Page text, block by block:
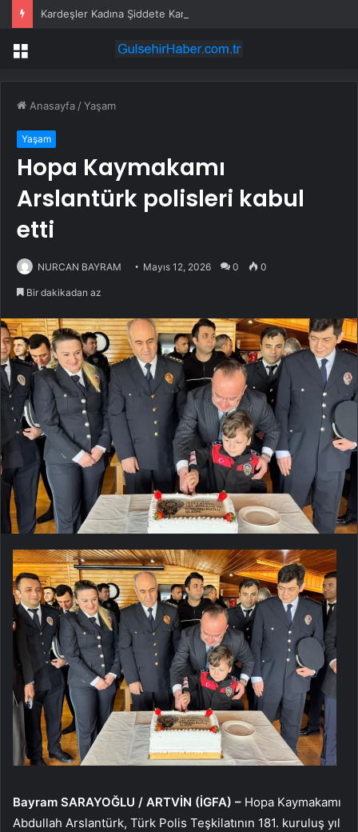
Kardeşler Kadına Şiddete Karşı Çıktı, Bıçaklandı
Menü
Anasayfa /Yaşam
Yaşam
Hopa Kaymakamı
Arslantürk polisleri kabul
etti
NURCAN BAYRAM Mayıs 12, 2026 0 0
Bir dakikadan az
Bayram SARAYOĞLU / ARTVİN (İGFA) – Hopa Kaymakamı
Abdullah Arslantürk, Türk Polis Teşkilatının 181. kuruluş yıl